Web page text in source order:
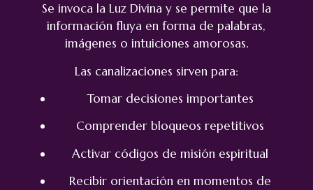
Se invoca la Luz Divina y se permite que la
información fluya en forma de palabras,
imágenes o intuiciones amorosas.
Las canalizaciones sirven para:
Tomar decisiones importantes
Comprender bloqueos repetitivos
Activar códigos de misión espiritual
Recibir orientación en momentos de